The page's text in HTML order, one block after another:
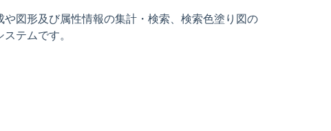
図形及び属性情報の集計・検索、検索色塗り図の
テムです。